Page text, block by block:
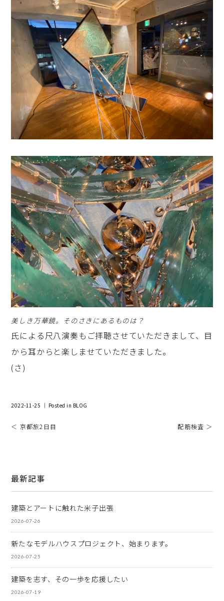
美しき万華鏡。そのさきにあるものは？
氏による尺八演奏もご拝聴させていただきまして、目
から耳からと楽しませていただきました。
(さ)
2022-11-25 ｜ Posted in BLOG
＜ 京都旅2日目 配筋検査 ＞
最新記事
建築とアートに触れた米子出張
2026-07-26
新たなモデルハウスプロジェクト、始まります。
2026-07-25
建築を志す、その一歩を応援したい
2026-07-19